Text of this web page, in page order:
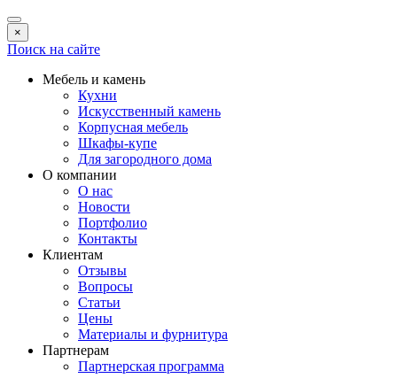
×
Поиск на сайте
Мебель и камень
Кухни
Искусственный камень
Корпусная мебель
Шкафы-купе
Для загородного дома
О компании
О нас
Новости
Портфолио
Контакты
Клиентам
Отзывы
Вопросы
Статьи
Цены
Материалы и фурнитура
Партнерам
Партнерская программа